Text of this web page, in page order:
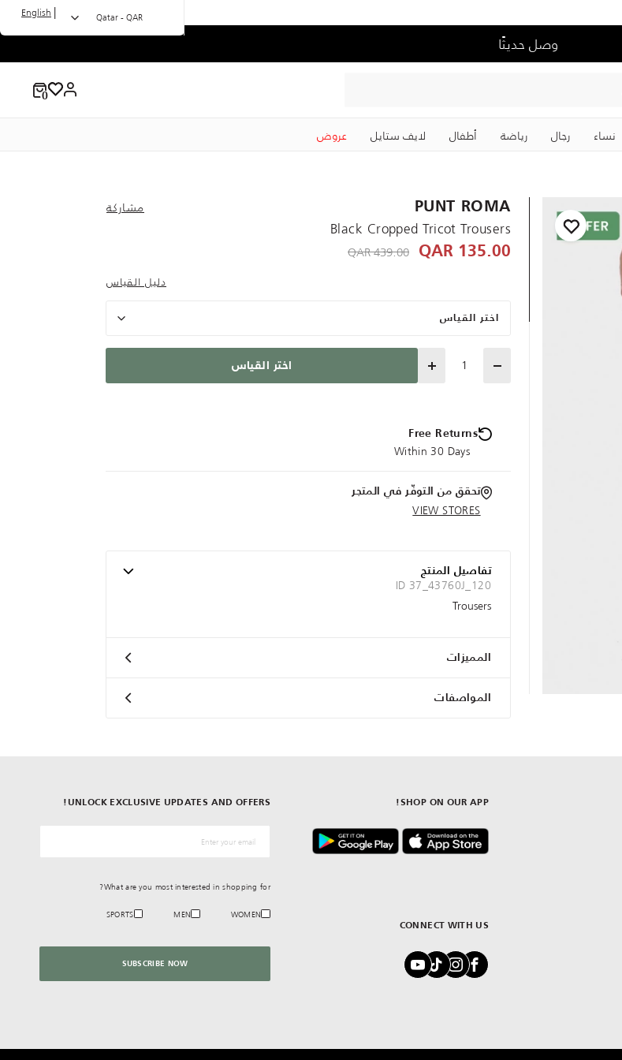
وصل حديثًا
نساء رجال رياضة ‏أطفال لايف ستايل عروض
Qatar - QAR
|
English
PUNT ROMA مشاركة
Black Cropped Tricot Trousers
135.00 QAR
Price reduced from
439.00 QAR
to 135.00 QAR
دليل القياس
اختر القياس
Quantity اختر القياس
Free Returns
Within 30 Days
تحقق من التوفّر في المتجر
VIEW STORES
تفاصيل المنتج
ID 37_43760J_120
Trousers
المميزات
المواصفات
CONNECT WITH US
SHOP ON OUR APP!
UNLOCK EXCLUSIVE UPDATES AND OFFERS!
What are you most interested in shopping for?
WOMEN
MEN
SPORTS
SUBSCRIBE NOW